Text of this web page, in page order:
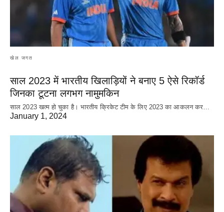
खेल जगत
साल 2023 में भारतीय खिलाड़ियों ने बनाए 5 ऐसे रिकॉर्ड
जिनका टूटना लगभग नामुमकिन
साल 2023 खत्म हो चुका है। भारतीय क्रिकेट‌ टीम के लिए 2023 का आकलन कर…
January 1, 2024